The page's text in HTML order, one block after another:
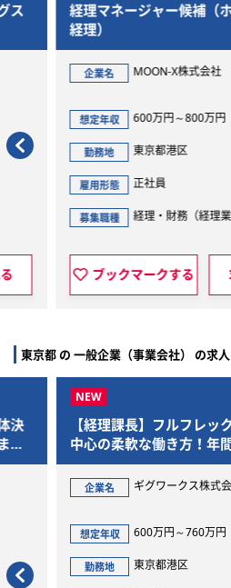
経理マネージャー候補（
経理）
企業名 MOON-X株式会社
想定年収 600万円～800万円
勤務地 東京都港区
雇用形態 正社員
募集職種 経理・財務（経理業
ブックマークする
東京都 の 一般企業（事業会社） の求
決
で
【経理課長】フルフレッ
中心の柔軟な働き方！年
ライベートも充実
企業名 ギグワークス株式
想定年収 600万円～760万円
勤務地 東京都港区